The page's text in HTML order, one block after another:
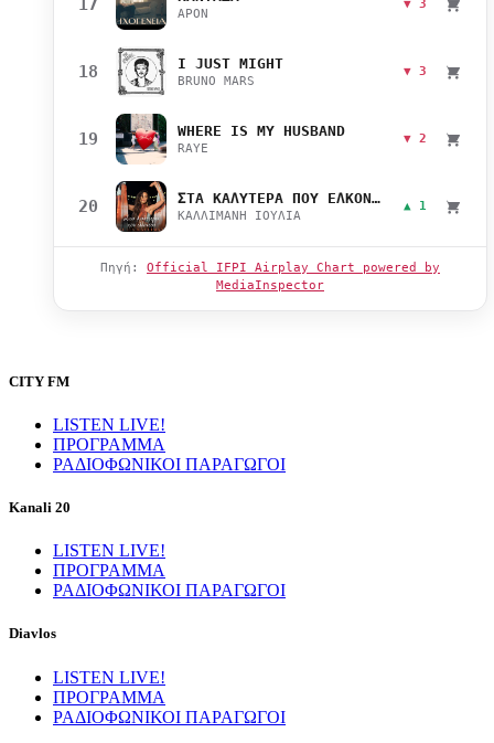
APON
▼ 3
18 I JUST MIGHT
BRUNO MARS
▼ 3
19 WHERE IS MY HUSBAND
RAYE
▼ 2
20 ΣΤΑ ΚΑΛΥΤΕΡΑ ΠΟΥ ΕΛΚΟΝΤΑΙ
ΚΑΛΛΙΜΑΝΗ ΙΟΥΛΙΑ
▲ 1
Πηγή: Official IFPI Airplay Chart powered by
MediaInspector
CITY FM
LISTEN LIVE!
ΠΡΟΓΡΑΜΜΑ
ΡΑΔΙΟΦΩΝΙΚΟΙ ΠΑΡΑΓΩΓΟΙ
Kanali 20
LISTEN LIVE!
ΠΡΟΓΡΑΜΜΑ
ΡΑΔΙΟΦΩΝΙΚΟΙ ΠΑΡΑΓΩΓΟΙ
Diavlos
LISTEN LIVE!
ΠΡΟΓΡΑΜΜΑ
ΡΑΔΙΟΦΩΝΙΚΟΙ ΠΑΡΑΓΩΓΟΙ